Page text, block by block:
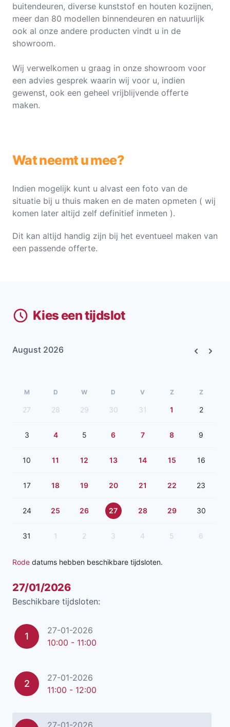
buitendeuren, diverse kunststof en houten kozijnen,
meer dan 80 modellen binnendeuren en natuurlijk
ook al onze andere producten vindt u in de
showroom.
Wij verwelkomen u graag in onze showroom voor
een advies gesprek waarin wij voor u, indien
gewenst, ook een geheel vrijblijvende offerte
maken.
Wat neemt u mee?
Indien mogelijk kunt u alvast een foto van de
situatie bij u thuis maken en de maten opmeten ( wij
komen later altijd zelf definitief inmeten ).
Dit kan altijd handig zijn bij het eventueel maken van
een passende offerte.
Kies een tijdslot
August 2026
M D W D V Z Z
27 28 29 30 31 1 2
3 4 5 6 7 8 9
10 11 12 13 14 15 16
17 18 19 20 21 22 23
24 25 26 27 28 29 30
31 1 2 3 4 5 6
Rode datums hebben beschikbare tijdsloten.
27/01/2026
Beschikbare tijdsloten:
1
27-01-2026
10:00 - 11:00
2
27-01-2026
11:00 - 12:00
27-01-2026